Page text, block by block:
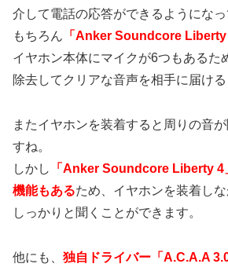
介して電話の応答ができるようになっ
もちろん 「Anker Soundcore Liberty
イヤホン本体にマイクが6つもあるた
除去してクリアな音声を相手に届ける
またイヤホンを装着すると周りの音
すね。
しかし
「Anker Soundcore Liberty 4
機能もあるため、イヤホンを装着し
しっかりと聞くことができます。
他にも、 独自ドライバー「A.C.A.A